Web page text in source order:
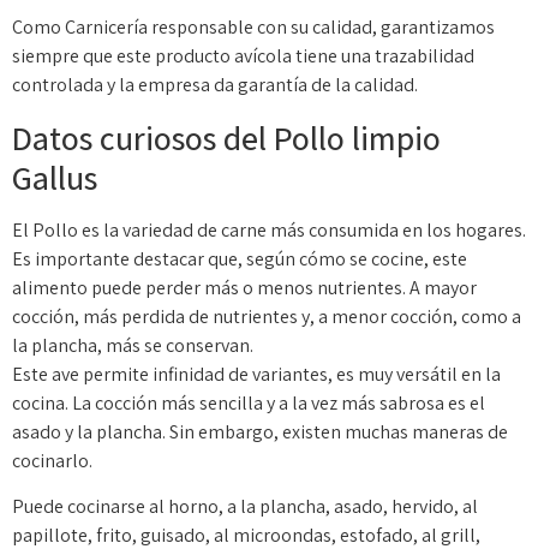
Como Carnicería responsable con su calidad, garantizamos
siempre que este producto avícola tiene una trazabilidad
controlada y la empresa da garantía de la calidad.
Datos curiosos del Pollo limpio
Gallus
El Pollo es la variedad de carne más consumida en los hogares.
Es importante destacar que, según cómo se cocine, este
alimento puede perder más o menos nutrientes. A mayor
cocción, más perdida de nutrientes y, a menor cocción, como a
la plancha, más se conservan.
Este ave permite infinidad de variantes, es muy versátil en la
cocina. La cocción más sencilla y a la vez más sabrosa es el
asado y la plancha. Sin embargo, existen muchas maneras de
cocinarlo.
Puede cocinarse al horno, a la plancha, asado, hervido, al
papillote, frito, guisado, al microondas, estofado, al grill,